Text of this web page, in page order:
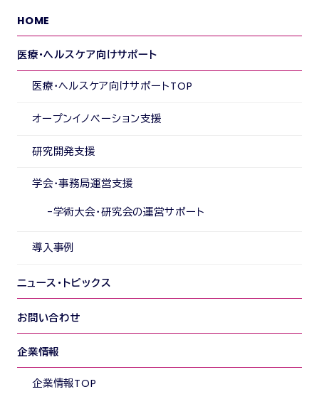
HOME
医療・ヘルスケア向けサポート
医療・ヘルスケア向けサポートTOP
オープンイノベーション支援
研究開発支援
学会・事務局運営支援
学術大会・研究会の運営サポート
導入事例
ニュース・トピックス
お問い合わせ
企業情報
企業情報TOP